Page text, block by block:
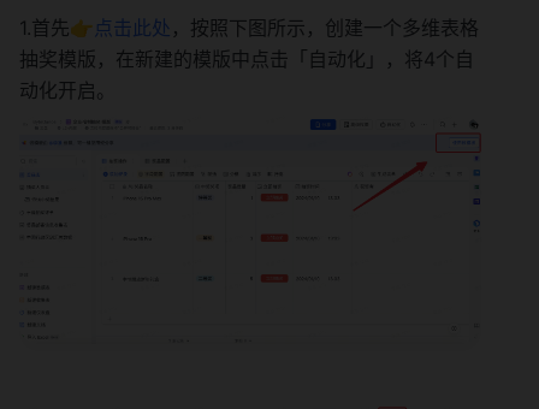
1.首先👉点击此处 ，按照下图所示，创建一个多维表格
抽奖模版，在新建的模版中点击「自动化」，将4个自
动化开启。